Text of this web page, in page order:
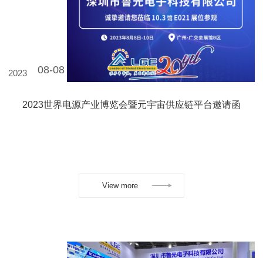
08-08
2023
2023世界电源产业博览会暨元宇宙供应链平台邀请函
View more